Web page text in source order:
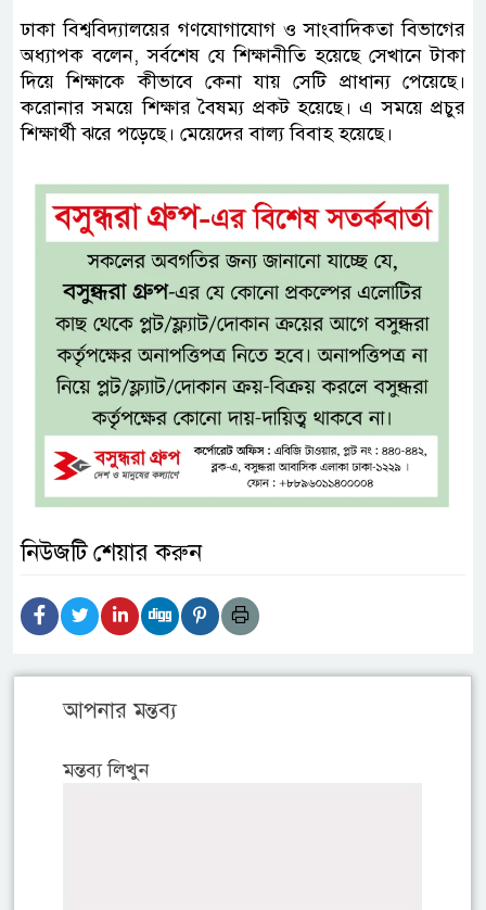
ঢাকা বিশ্ববিদ্যালয়ের গণযোগাযোগ ও সাংবাদিকতা বিভাগের
অধ্যাপক বলেন, সর্বশেষ যে শিক্ষানীতি হয়েছে সেখানে টাকা
দিয়ে শিক্ষাকে কীভাবে কেনা যায় সেটি প্রাধান্য পেয়েছে।
করোনার সময়ে শিক্ষার বৈষম্য প্রকট হয়েছে। এ সময়ে প্রচুর
শিক্ষার্থী ঝরে পড়েছে। মেয়েদের বাল্য বিবাহ হয়েছে।
নিউজটি শেয়ার করুন
আপনার মন্তব্য
মন্তব্য লিখুন